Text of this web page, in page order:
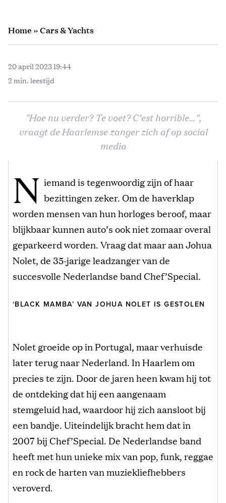
Home»Cars & Yachts
20 april 2023 19:44
2 min. leestijd
"Hoe nu verder? Te voet? C’est horrible…",
vraagt de Haarlemse zanger zich af op social
media
N iemand is tegenwoordig zijn of haar
bezittingen zeker. Om de haverklap
worden mensen van hun horloges beroof, maar
blijkbaar kunnen auto’s ook niet zomaar overal
geparkeerd worden. Vraag dat maar aan Johua
Nolet, de 35-jarige leadzanger van de
succesvolle Nederlandse band Chef’Special.
‘BLACK MAMBA’ VAN JOHUA NOLET IS GESTOLEN
Nolet groeide op in Portugal, maar verhuisde
later terug naar Nederland. In Haarlem om
precies te zijn. Door de jaren heen kwam hij tot
de ontdeking dat hij een aangenaam
stemgeluid had, waardoor hij zich aansloot bij
een bandje. Uiteindelijk bracht hem dat in
2007 bij Chef’Special. De Nederlandse band
heeft met hun unieke mix van pop, funk, reggae
en rock de harten van muziekliefhebbers
veroverd.